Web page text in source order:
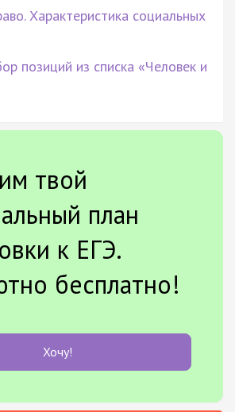
Характеристика социальных
позиций из списка «Человек и
твой
план
к ЕГЭ.
бесплатно!
Хочу!